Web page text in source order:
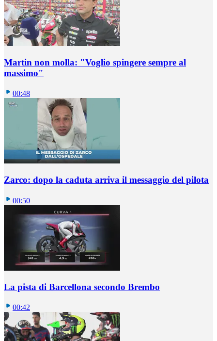
Martin non molla: "Voglio spingere sempre al
massimo"
00:48
Zarco: dopo la caduta arriva il messaggio del pilota
00:50
La pista di Barcellona secondo Brembo
00:42